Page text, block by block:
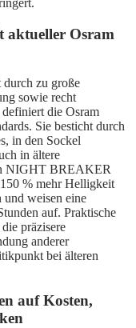
aktueller Osram
zu große
sowie recht
die Osram
Sie besticht durch
in den Sockel
in ältere
NIGHT BREAKER
% mehr Helligkeit
und weisen eine
auf. Praktische
präzisere
anderer
bei älteren
auf Kosten,